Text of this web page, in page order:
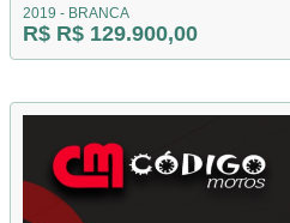
2019 - BRANCA
R$ R$ 129.900,00